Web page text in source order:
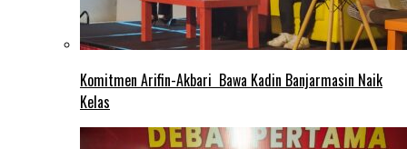
Komitmen Arifin-Akbari Bawa Kadin Banjarmasin Naik
Kelas